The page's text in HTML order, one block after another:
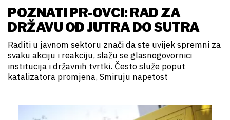
POZNATI PR-OVCI: RAD ZA
DRŽAVU OD JUTRA DO SUTRA
Raditi u javnom sektoru znači da ste uvijek spremni za
svaku akciju i reakciju, slažu se glasnogovornici
institucija i državnih tvrtki. Često služe poput
katalizatora promjena, Smiruju napetost